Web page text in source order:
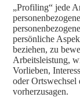
„Profiling“ jede
persönliche
beziehen, zu
Arbeitsleistung,
Vorlieben,
oder Ortswechsel
vorherzusagen.